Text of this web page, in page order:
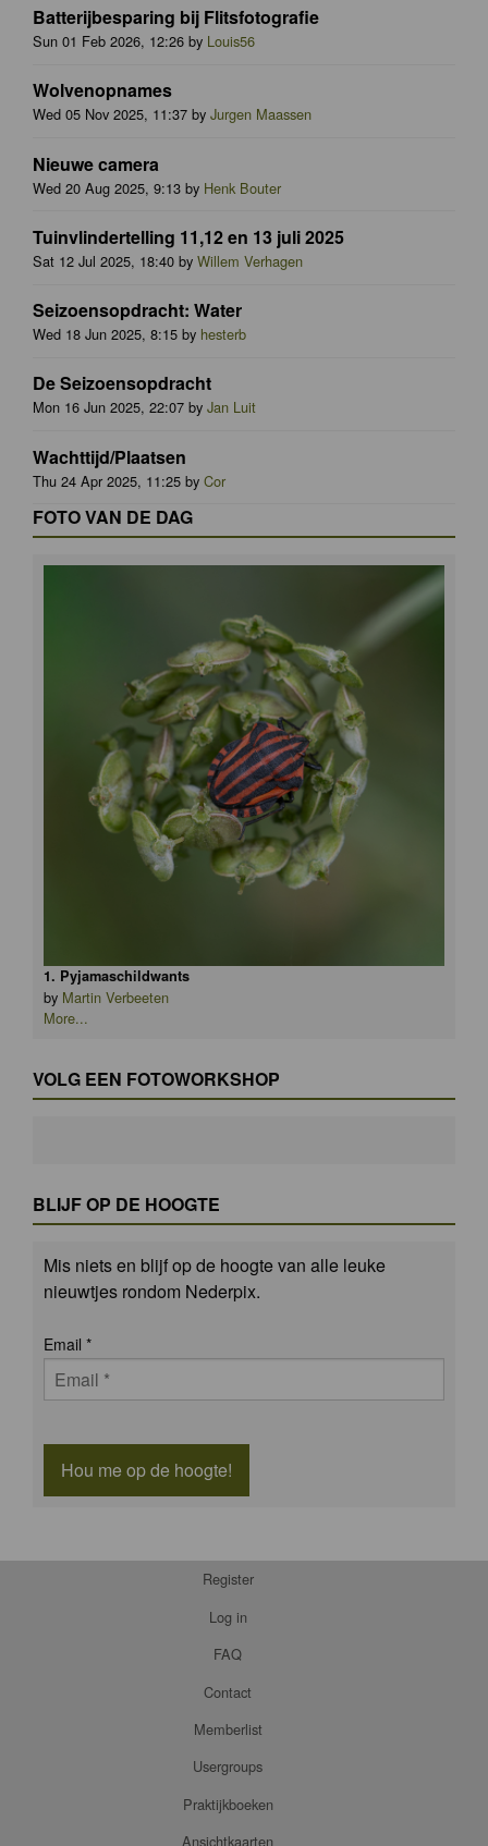
Batterijbesparing bij Flitsfotografie
Sun 01 Feb 2026, 12:26 by Louis56
Wolvenopnames
Wed 05 Nov 2025, 11:37 by Jurgen Maassen
Nieuwe camera
Wed 20 Aug 2025, 9:13 by Henk Bouter
Tuinvlindertelling 11,12 en 13 juli 2025
Sat 12 Jul 2025, 18:40 by Willem Verhagen
Seizoensopdracht: Water
Wed 18 Jun 2025, 8:15 by hesterb
De Seizoensopdracht
Mon 16 Jun 2025, 22:07 by Jan Luit
Wachttijd/Plaatsen
Thu 24 Apr 2025, 11:25 by Cor
FOTO VAN DE DAG
1. Pyjamaschildwants
by Martin Verbeeten
More...
VOLG EEN FOTOWORKSHOP
BLIJF OP DE HOOGTE
Mis niets en blijf op de hoogte van alle leuke
nieuwtjes rondom Nederpix.
Email *
Hou me op de hoogte!
Register
Log in
FAQ
Contact
Memberlist
Usergroups
Praktijkboeken
Ansichtkaarten